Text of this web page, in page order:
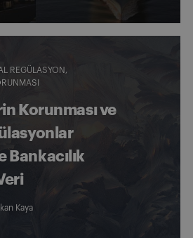
REGÜLASYON
Korunması ve
Bankacılık
Kaya